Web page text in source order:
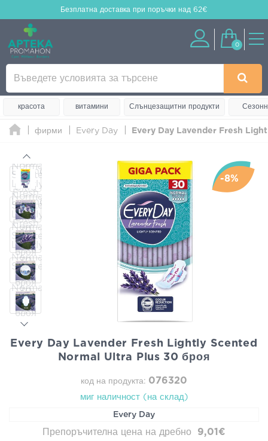
Безплатна доставка при поръчки над 62€
0
красота витамини Слънцезащитни продукти
фирми Every Day Every Day Lavender Fresh
-8%
Every Day Lavender Fresh Lightly Scented
Normal Ultra Plus 30 броя
код на продукта: 076320
миг наличност (на склад)
Every Day
Препоръчителна цена на дребно 9,01€